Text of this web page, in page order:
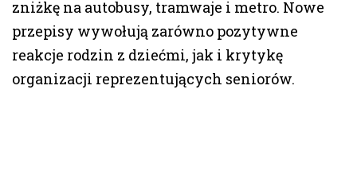
zniżkę na autobusy, tramwaje i metro. Nowe
przepisy wywołują zarówno pozytywne
reakcje rodzin z dziećmi, jak i krytykę
organizacji reprezentujących seniorów.